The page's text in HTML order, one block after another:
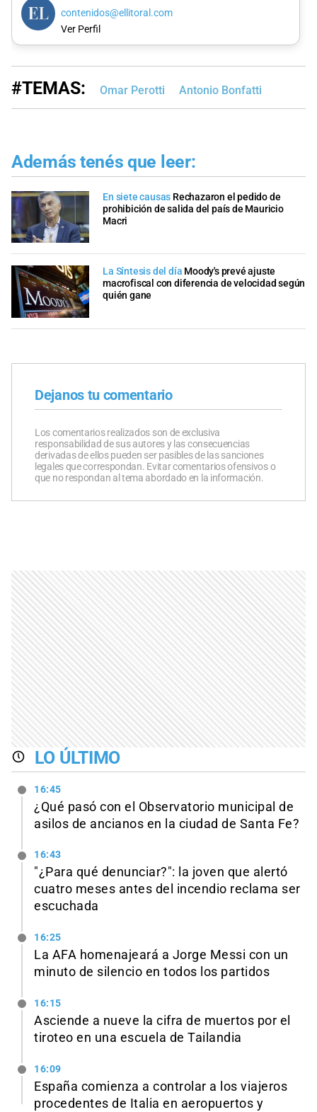
contenidos@ellitoral.com
Ver Perfil
#TEMAS: Omar Perotti Antonio Bonfatti
Además tenés que leer:
En siete causas Rechazaron el pedido de
prohibición de salida del país de Mauricio
Macri
La Síntesis del día Moody's prevé ajuste
macrofiscal con diferencia de velocidad según
quién gane
Dejanos tu comentario
Los comentarios realizados son de exclusiva
responsabilidad de sus autores y las consecuencias
derivadas de ellos pueden ser pasibles de las sanciones
legales que correspondan. Evitar comentarios ofensivos o
que no respondan al tema abordado en la información.
LO ÚLTIMO
16:45
¿Qué pasó con el Observatorio municipal de
asilos de ancianos en la ciudad de Santa Fe?
16:43
"¿Para qué denunciar?": la joven que alertó
cuatro meses antes del incendio reclama ser
escuchada
16:25
La AFA homenajeará a Jorge Messi con un
minuto de silencio en todos los partidos
16:15
Asciende a nueve la cifra de muertos por el
tiroteo en una escuela de Tailandia
16:09
España comienza a controlar a los viajeros
procedentes de Italia en aeropuertos y